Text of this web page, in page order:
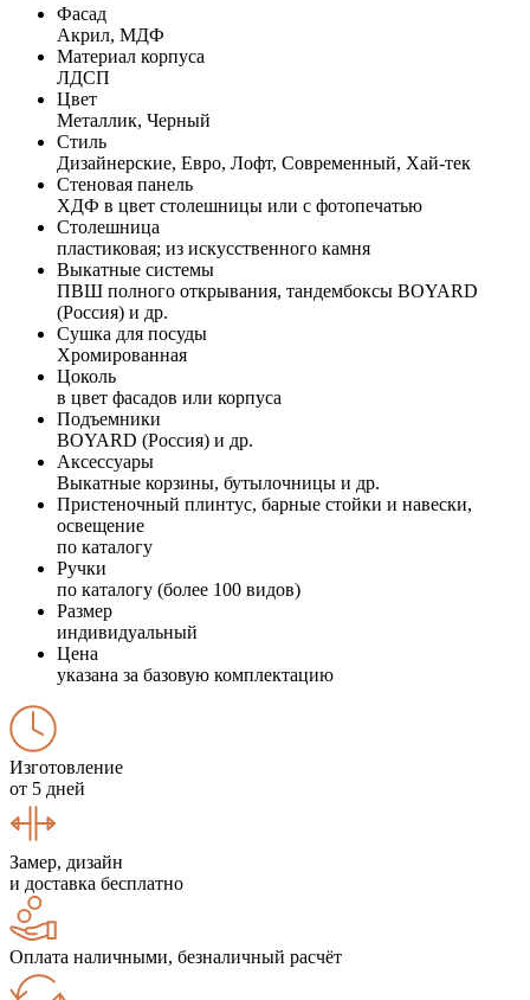
Фасад
Акрил, МДФ
Материал корпуса
ЛДСП
Цвет
Металлик, Черный
Стиль
Дизайнерские, Евро, Лофт, Современный, Хай-тек
Стеновая панель
ХДФ в цвет столешницы или с фотопечатью
Столешница
пластиковая; из искусственного камня
Выкатные системы
ПВШ полного открывания, тандембоксы BOYARD
(Россия) и др.
Сушка для посуды
Хромированная
Цоколь
в цвет фасадов или корпуса
Подъемники
BOYARD (Россия) и др.
Аксессуары
Выкатные корзины, бутылочницы и др.
Пристеночный плинтус, барные стойки и навески,
освещение
по каталогу
Ручки
по каталогу (более 100 видов)
Размер
индивидуальный
Цена
указана за базовую комплектацию
Изготовление
от 5 дней
Замер, дизайн
и доставка бесплатно
Оплата наличными, безналичный расчёт